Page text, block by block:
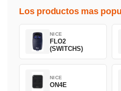
Los productos mas
NICE
FLO2
(SWITCHS)
NICE
ON4E